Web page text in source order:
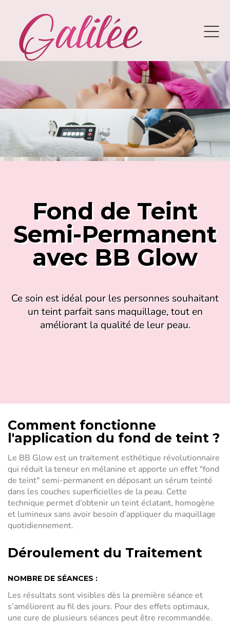
Fond de Teint
Semi-Permanent
avec BB Glow
Ce soin est idéal pour les personnes souhaitant
un teint parfait sans maquillage, tout en
améliorant la qualité de leur peau.
Comment fonctionne
l'application du fond de teint ?
Le BB Glow est un traitement esthétique révolutionnaire
qui réduit la teneur en mélanine et apporte un effet "fond
de teint" semi-permanent en déposant un sérum teinté
dans les couches superficielles de la peau. Cette
technique permet d’obtenir un teint éclatant, homogène
et lumineux sans avoir besoin d’appliquer du maquillage
quotidiennement.
Déroulement du Traitement
NOMBRE DE SÉANCES :
Les résultats sont visibles dès la première séance et
s’améliorent au fil des jours. Pour des effets optimaux,
une cure de plusieurs séances peut être recommandée.